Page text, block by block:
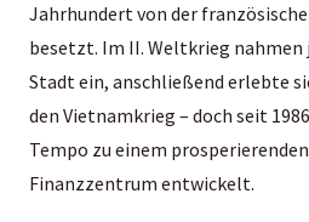
Jahrhundert von der
besetzt. Im II. Weltkrieg nahmen
Stadt ein, anschließend erlebte
den Vietnamkrieg – doch seit
Tempo zu einem
Finanzzentrum entwickelt.